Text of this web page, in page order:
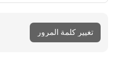
تغيير كلمة المرور